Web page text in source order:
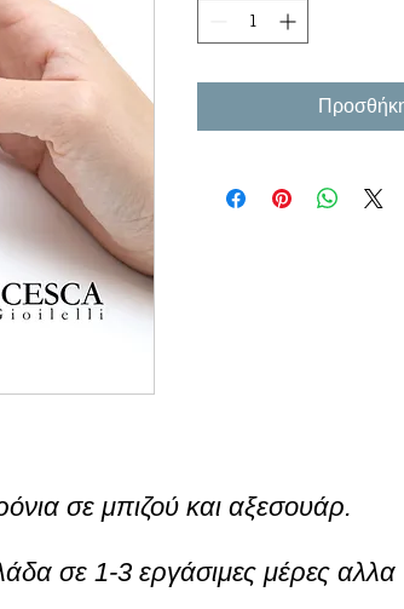
σε μπιζού και αξεσουάρ.
σε 1-3 εργάσιμες μέρες αλλα